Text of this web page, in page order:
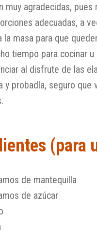
muy agradecidas,
adecuadas, a
la masa para que
tiempo para cocinar
al disfrute de las
y probadla, seguro que
(para
de mantequilla
de azúcar